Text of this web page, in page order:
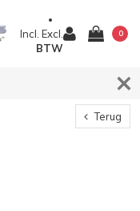
Incl. Excl.
BTW
0
Terug